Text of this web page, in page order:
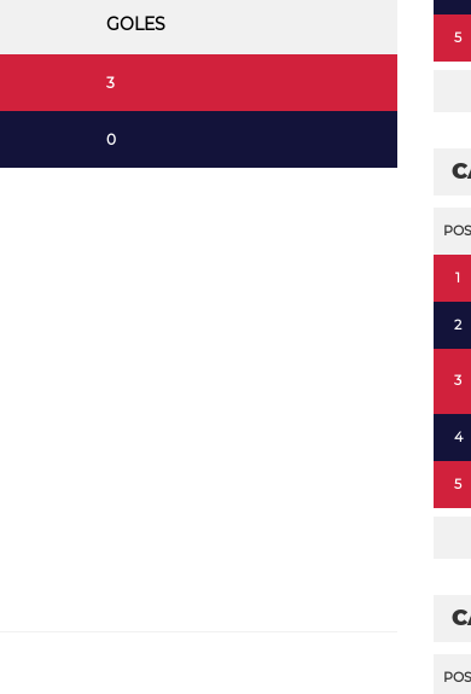
GOLES
3
0
5
POS
1
2
3
4
5
POS